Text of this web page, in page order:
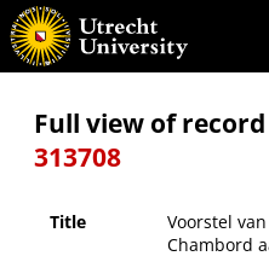
Voorstel van den graaf van Chambord
kiezen tot koning van Frankrijk
Full view of
313708
Title
Voorstel
Chambord